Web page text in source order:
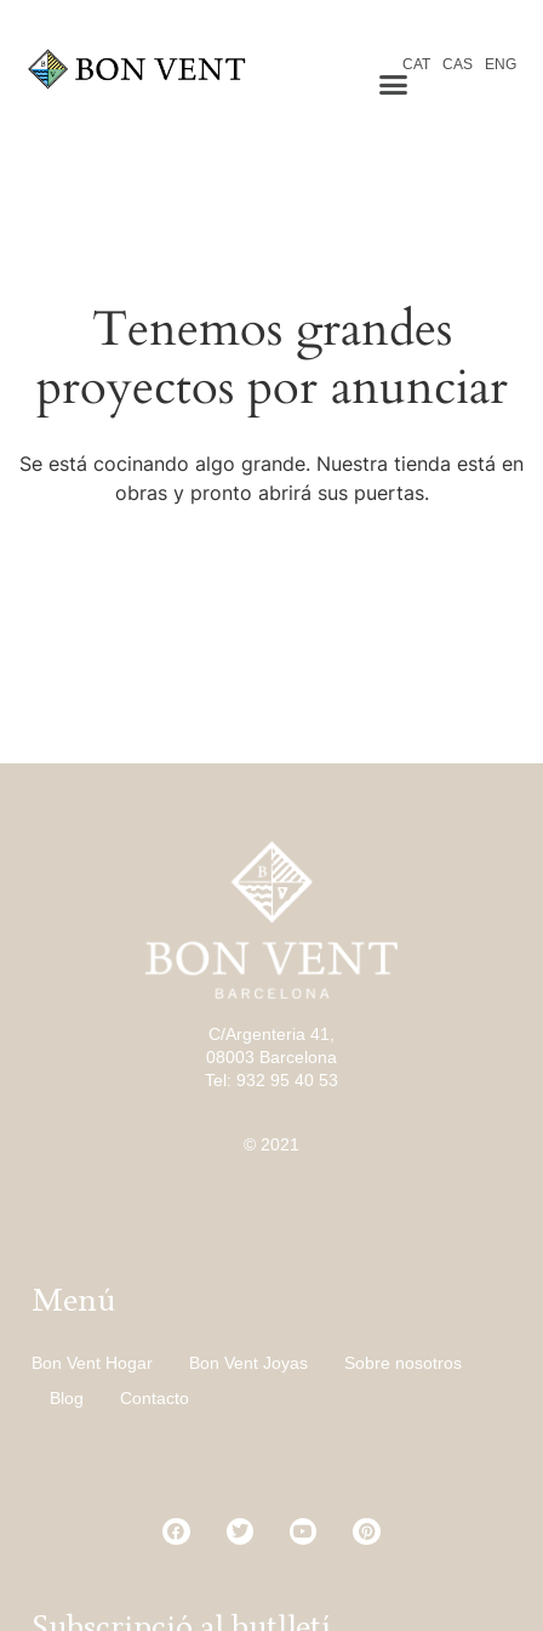
CAT CAS ENG
Tenemos grandes
proyectos por anunciar
Se está cocinando algo grande. Nuestra tienda está en
obras y pronto abrirá sus puertas.
C/Argenteria 41,
08003 Barcelona
Tel: 932 95 40 53
© 2021
Menú
Bon Vent Hogar Bon Vent Joyas
Sobre nosotros
Blog
Contacto